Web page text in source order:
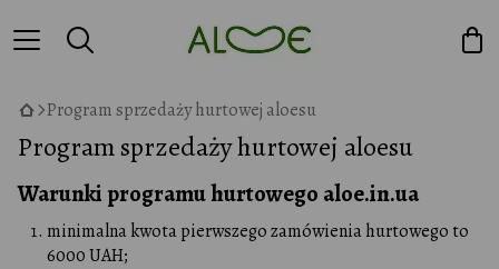
Program sprzedaży hurtowej aloesu
Program sprzedaży hurtowej aloesu
Warunki programu hurtowego aloe.in.ua
minimalna kwota pierwszego zamówienia hurtowego to
6000 UAH;